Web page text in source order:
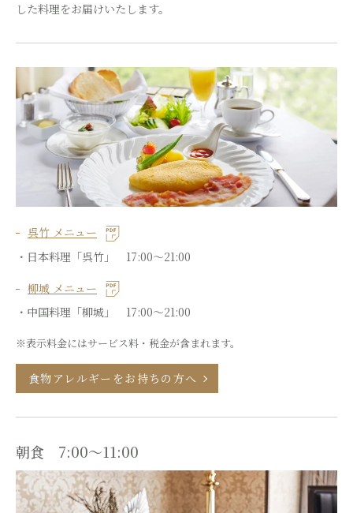
した料理をお届けいたします。
呉竹 メニュー
・日本料理「呉竹」 17:00～21:00
柳城 メニュー
・中国料理「柳城」 17:00～21:00
※表示料金にはサービス料・税金が含まれます。
食物アレルギーをお持ちの方へ
朝食 7:00～11:00